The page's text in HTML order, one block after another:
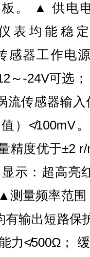
。 ▲ 供电
表均能稳
感器工作电
～-24V可选
流传感器输
）≮100mV
精度优于±2
示：超高亮
测量频率范
有输出短路保
力≮500Ω；